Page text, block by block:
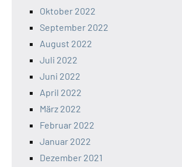
Oktober 2022
September 2022
August 2022
Juli 2022
Juni 2022
April 2022
März 2022
Februar 2022
Januar 2022
Dezember 2021